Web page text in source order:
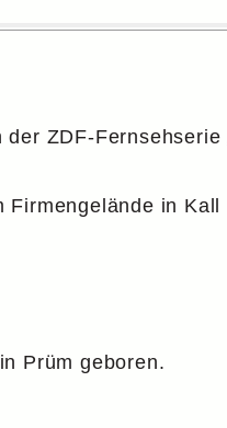
der ZDF-Fernsehserie
in Kall
Prüm geboren.